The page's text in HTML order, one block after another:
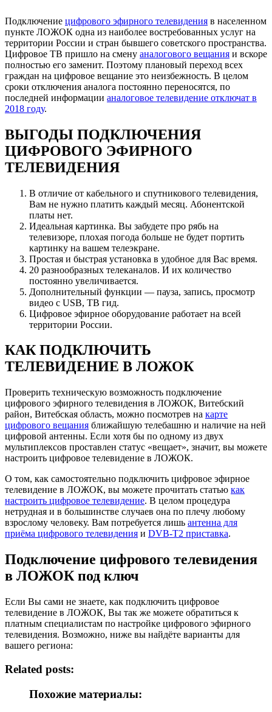
Подключение цифрового эфирного телевидения в населенном
пункте ЛОЖОК одна из наиболее востребованных услуг на
территории России и стран бывшего советского пространства.
Цифровое ТВ пришло на смену аналогового вещания и вскоре
полностью его заменит. Поэтому плановый переход всех
граждан на цифровое вещание это неизбежность. В целом
сроки отключения аналога постоянно переносятся, по
последней информации аналоговое телевидение отключат в
2018 году.
ВЫГОДЫ ПОДКЛЮЧЕНИЯ
ЦИФРОВОГО ЭФИРНОГО
ТЕЛЕВИДЕНИЯ
В отличие от кабельного и спутникового телевидения,
Вам не нужно платить каждый месяц. Абонентской
платы нет.
Идеальная картинка. Вы забудете про рябь на
телевизоре, плохая погода больше не будет портить
картинку на вашем телеэкране.
Простая и быстрая установка в удобное для Вас время.
20 разнообразных телеканалов. И их количество
постоянно увеличивается.
Дополнительный функции — пауза, запись, просмотр
видео с USB, ТВ гид.
Цифровое эфирное оборудование работает на всей
территории России.
КАК ПОДКЛЮЧИТЬ
ТЕЛЕВИДЕНИЕ В ЛОЖОК
Проверить техническую возможность подключение
цифрового эфирного телевидения в ЛОЖОК, Витебский
район, Витебская область, можно посмотрев на карте
цифрового вещания ближайшую телебашню и наличие на ней
цифровой антенны. Если хотя бы по одному из двух
мультиплексов проставлен статус «вещает», значит, вы можете
настроить цифровое телевидение в ЛОЖОК.
О том, как самостоятельно подключить цифровое эфирное
телевидение в ЛОЖОК, вы можете прочитать статью как
настроить цифровое телевидение. В целом процедура
нетрудная и в большинстве случаев она по плечу любому
взрослому человеку. Вам потребуется лишь антенна для
приёма цифрового телевидения и DVB-T2 приставка.
Подключение цифрового телевидения
в ЛОЖОК под ключ
Если Вы сами не знаете, как подключить цифровое
телевидение в ЛОЖОК, Вы так же можете обратиться к
платным специалистам по настройке цифрового эфирного
телевидения. Возможно, ниже вы найдёте варианты для
вашего региона:
Related posts:
Похожие материалы: